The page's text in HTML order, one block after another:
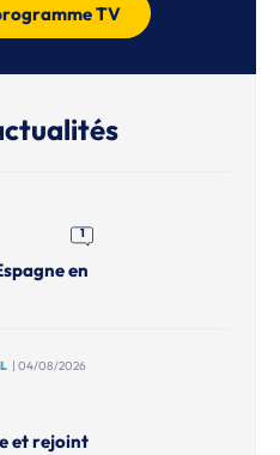
TV
1
en
| 04/08/2026
et rejoint